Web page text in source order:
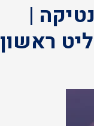
|
בית הפרקליט ראשון